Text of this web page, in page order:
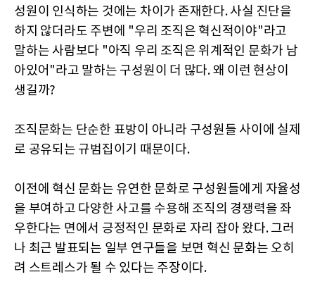
성원이 인식하는 것에는 차이가 존재한다. 사실 진단을
하지 않더라도 주변에 "우리 조직은 혁신적이야"라고
말하는 사람보다 "아직 우리 조직은 위계적인 문화가 남
아있어"라고 말하는 구성원이 더 많다. 왜 이런 현상이
생길까?
조직문화는 단순한 표방이 아니라 구성원들 사이에 실제
로 공유되는 규범집이기 때문이다.
이전에 혁신 문화는 유연한 문화로 구성원들에게 자율성
을 부여하고 다양한 사고를 수용해 조직의 경쟁력을 좌
우한다는 면에서 긍정적인 문화로 자리 잡아 왔다. 그러
나 최근 발표되는 일부 연구들을 보면 혁신 문화는 오히
려 스트레스가 될 수 있다는 주장이다.